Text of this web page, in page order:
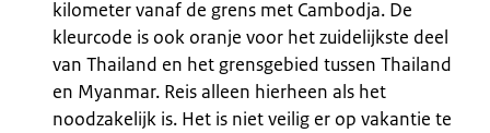
kilometer vanaf de grens met Cambodja. De
kleurcode is ook oranje voor het zuidelijkste deel
van Thailand en het grensgebied tussen Thailand
en Myanmar. Reis alleen hierheen als het
noodzakelijk is. Het is niet veilig er op vakantie te